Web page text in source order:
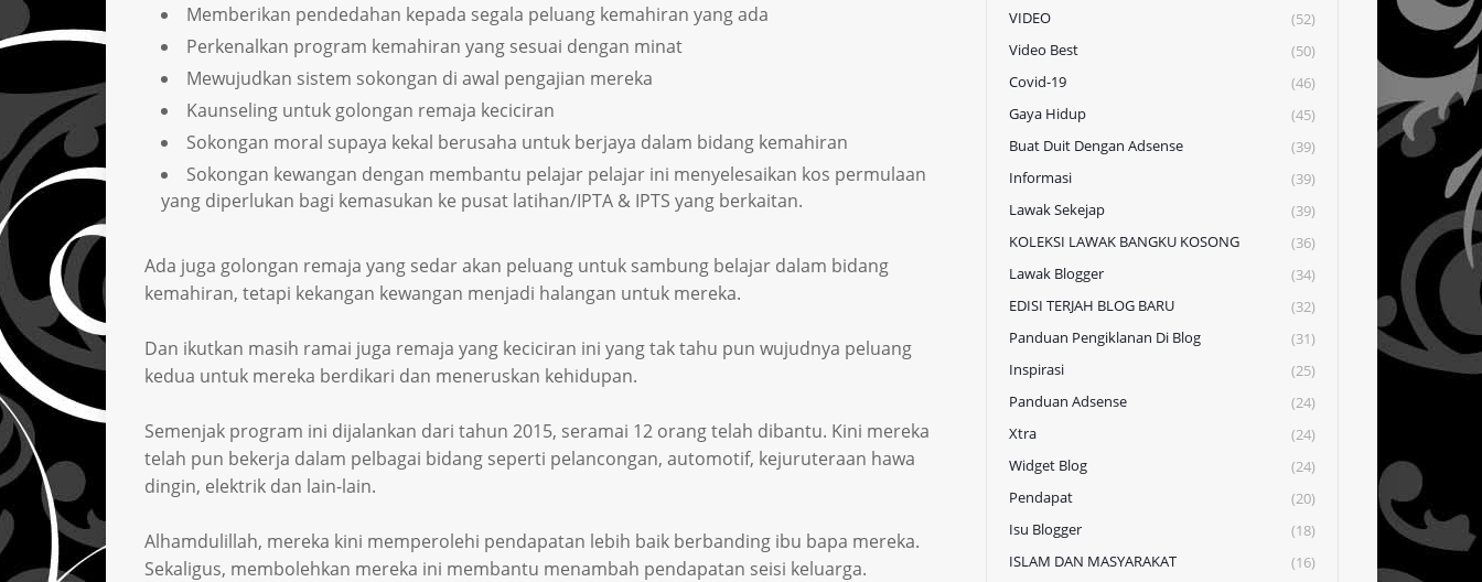
Memberikan pendedahan kepada segala peluang kemahiran yang ada
Perkenalkan program kemahiran yang sesuai dengan minat
Mewujudkan sistem sokongan di awal pengajian mereka
Kaunseling untuk golongan remaja keciciran
Sokongan moral supaya kekal berusaha untuk berjaya dalam bidang kemahiran
Sokongan kewangan dengan membantu pelajar pelajar ini menyelesaikan kos permulaan
yang diperlukan bagi kemasukan ke pusat latihan/IPTA & IPTS yang berkaitan.
Ada juga golongan remaja yang sedar akan peluang untuk sambung belajar dalam bidang
kemahiran, tetapi kekangan kewangan menjadi halangan untuk mereka.
Dan ikutkan masih ramai juga remaja yang keciciran ini yang tak tahu pun wujudnya peluang
kedua untuk mereka berdikari dan meneruskan kehidupan.
Semenjak program ini dijalankan dari tahun 2015, seramai 12 orang telah dibantu. Kini mereka
telah pun bekerja dalam pelbagai bidang seperti pelancongan, automotif, kejuruteraan hawa
dingin, elektrik dan lain-lain.
Alhamdulillah, mereka kini memperolehi pendapatan lebih baik berbanding ibu bapa mereka.
Sekaligus, membolehkan mereka ini membantu menambah pendapatan seisi keluarga.
VIDEO
(52)
Video Best
(50)
Covid-19
(46)
Gaya Hidup
(45)
Buat Duit Dengan Adsense
(39)
Informasi
(39)
Lawak Sekejap
(39)
KOLEKSI LAWAK BANGKU KOSONG
(36)
Lawak Blogger
(34)
EDISI TERJAH BLOG BARU
(32)
Panduan Pengiklanan Di Blog
(31)
Inspirasi
(25)
Panduan Adsense
(24)
Xtra
(24)
Widget Blog
(24)
Pendapat
(20)
Isu Blogger
(18)
ISLAM DAN MASYARAKAT
(16)